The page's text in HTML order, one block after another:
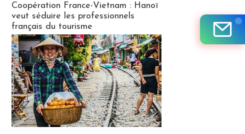
Coopération France-Vietnam : Hanoï
veut séduire les professionnels
français du tourisme